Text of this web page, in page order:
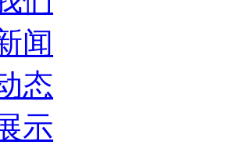
闻
态
示